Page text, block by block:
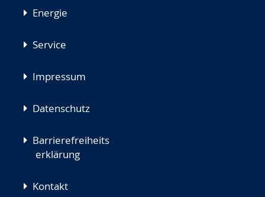
Energie
Service
Impressum
Datenschutz
Barrierefreiheits
erklärung
Kontakt